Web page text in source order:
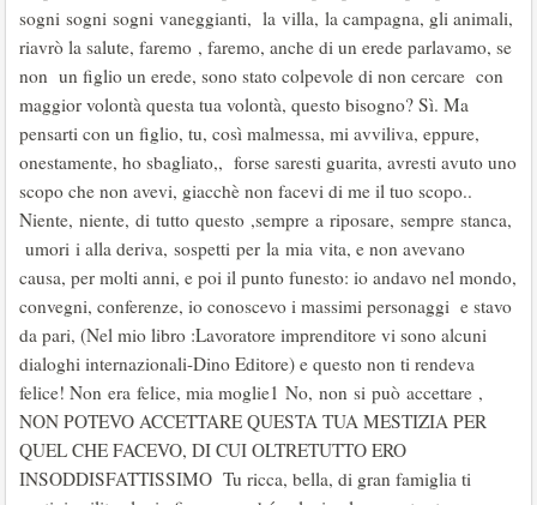
sogni sogni sogni vaneggianti, la villa, la campagna, gli animali,
riavrò la salute, faremo , faremo, anche di un erede parlavamo, se
non un figlio un erede, sono stato colpevole di non cercare con
maggior volontà questa tua volontà, questo bisogno? Sì. Ma
pensarti con un figlio, tu, così malmessa, mi avviliva, eppure,
onestamente, ho sbagliato,, forse saresti guarita, avresti avuto uno
scopo che non avevi, giacchè non facevi di me il tuo scopo..
Niente, niente, di tutto questo ,sempre a riposare, sempre stanca,
umori i alla deriva, sospetti per la mia vita, e non avevano
causa, per molti anni, e poi il punto funesto: io andavo nel mondo,
convegni, conferenze, io conoscevo i massimi personaggi e stavo
da pari, (Nel mio libro :Lavoratore imprenditore vi sono alcuni
dialoghi internazionali-Dino Editore) e questo non ti rendeva
felice! Non era felice, mia moglie1 No, non si può accettare ,
NON POTEVO ACCETTARE QUESTA TUA MESTIZIA PER
QUEL CHE FACEVO, DI CUI OLTRETUTTO ERO
INSODDISFATTISSIMO Tu ricca, bella, di gran famiglia ti